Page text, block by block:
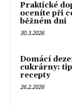
Praktické
oceníte při
běžném dni
30.3.2026
Domácí
cukrárny:
recepty
26.2.2026